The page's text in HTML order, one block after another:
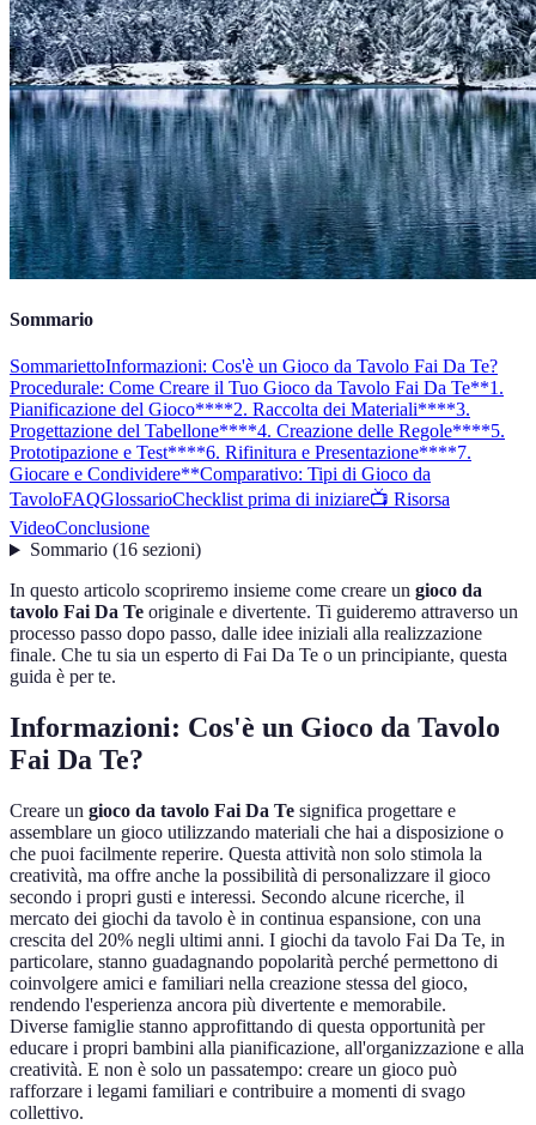
Sommario
SommariettoInformazioni: Cos'è un Gioco da Tavolo Fai Da Te?
Procedurale: Come Creare il Tuo Gioco da Tavolo Fai Da Te**1.
Pianificazione del Gioco****2. Raccolta dei Materiali****3.
Progettazione del Tabellone****4. Creazione delle Regole****5.
Prototipazione e Test****6. Rifinitura e Presentazione****7.
Giocare e Condividere**Comparativo: Tipi di Gioco da
TavoloFAQGlossarioChecklist prima di iniziare📺 Risorsa
VideoConclusione
Sommario(16 sezioni)
In questo articolo scopriremo insieme come creare un gioco da
tavolo Fai Da Te originale e divertente. Ti guideremo attraverso un
processo passo dopo passo, dalle idee iniziali alla realizzazione
finale. Che tu sia un esperto di Fai Da Te o un principiante, questa
guida è per te.
Informazioni: Cos'è un Gioco da Tavolo
Fai Da Te?
Creare un gioco da tavolo Fai Da Te significa progettare e
assemblare un gioco utilizzando materiali che hai a disposizione o
che puoi facilmente reperire. Questa attività non solo stimola la
creatività, ma offre anche la possibilità di personalizzare il gioco
secondo i propri gusti e interessi. Secondo alcune ricerche, il
mercato dei giochi da tavolo è in continua espansione, con una
crescita del 20% negli ultimi anni. I giochi da tavolo Fai Da Te, in
particolare, stanno guadagnando popolarità perché permettono di
coinvolgere amici e familiari nella creazione stessa del gioco,
rendendo l'esperienza ancora più divertente e memorabile.
Diverse famiglie stanno approfittando di questa opportunità per
educare i propri bambini alla pianificazione, all'organizzazione e alla
creatività. E non è solo un passatempo: creare un gioco può
rafforzare i legami familiari e contribuire a momenti di svago
collettivo.